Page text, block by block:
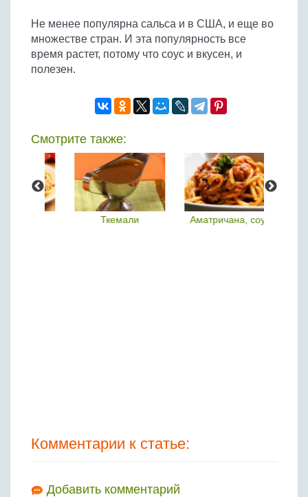
Не менее популярна сальса и в США, и еще во
множестве стран. И эта популярность все
время растет, потому что соус и вкусен, и
полезен.
Смотрите также:
Аматричана, соус Майонез
Комментарии к статье:
Добавить комментарий